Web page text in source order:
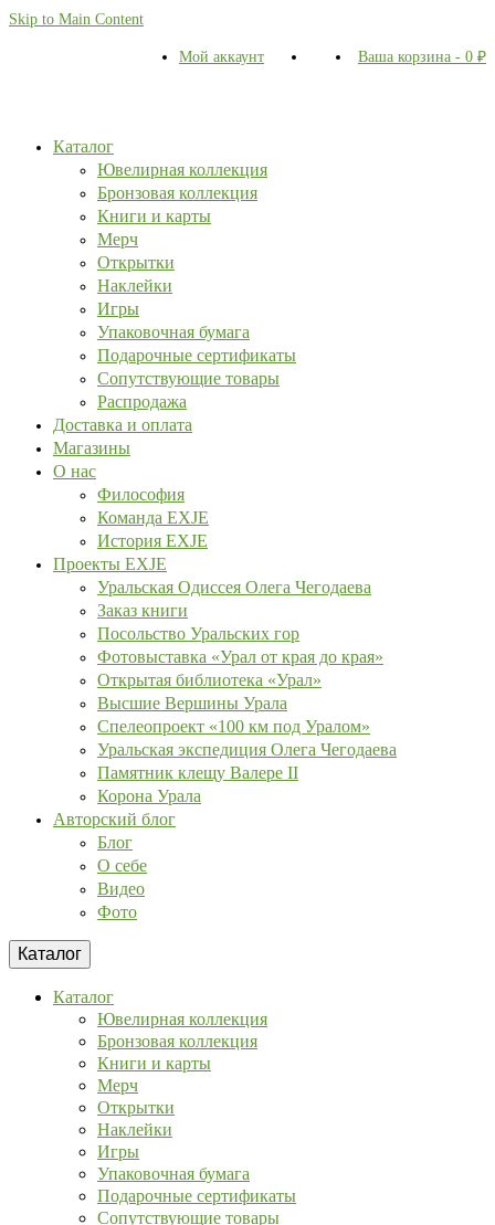
Skip to Main Content
Мой аккаунт Ваша корзина - 0 ₽
Каталог
Ювелирная коллекция
Бронзовая коллекция
Книги и карты
Мерч
Открытки
Наклейки
Игры
Упаковочная бумага
Подарочные сертификаты
Сопутствующие товары
Распродажа
Доставка и оплата
Магазины
О нас
Философия
Команда EXJE
История EXJE
Проекты EXJE
Уральская Одиссея Олега Чегодаева
Заказ книги
Посольство Уральских гор
Фотовыставка «Урал от края до края»
Открытая библиотека «Урал»
Высшие Вершины Урала
Спелеопроект «100 км под Уралом»
Уральская экспедиция Олега Чегодаева
Памятник клещу Валере II
Корона Урала
Авторский блог
Блог
О себе
Видео
Фото
Каталог
Каталог
Ювелирная коллекция
Бронзовая коллекция
Книги и карты
Мерч
Открытки
Наклейки
Игры
Упаковочная бумага
Подарочные сертификаты
Сопутствующие товары